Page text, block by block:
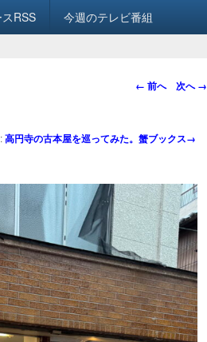
RSS 今週のテレビ番組
画
ビ
シ
ョ
ン
← 前へ 次へ →
高円寺の古本屋を巡ってみた。蟹ブックス→